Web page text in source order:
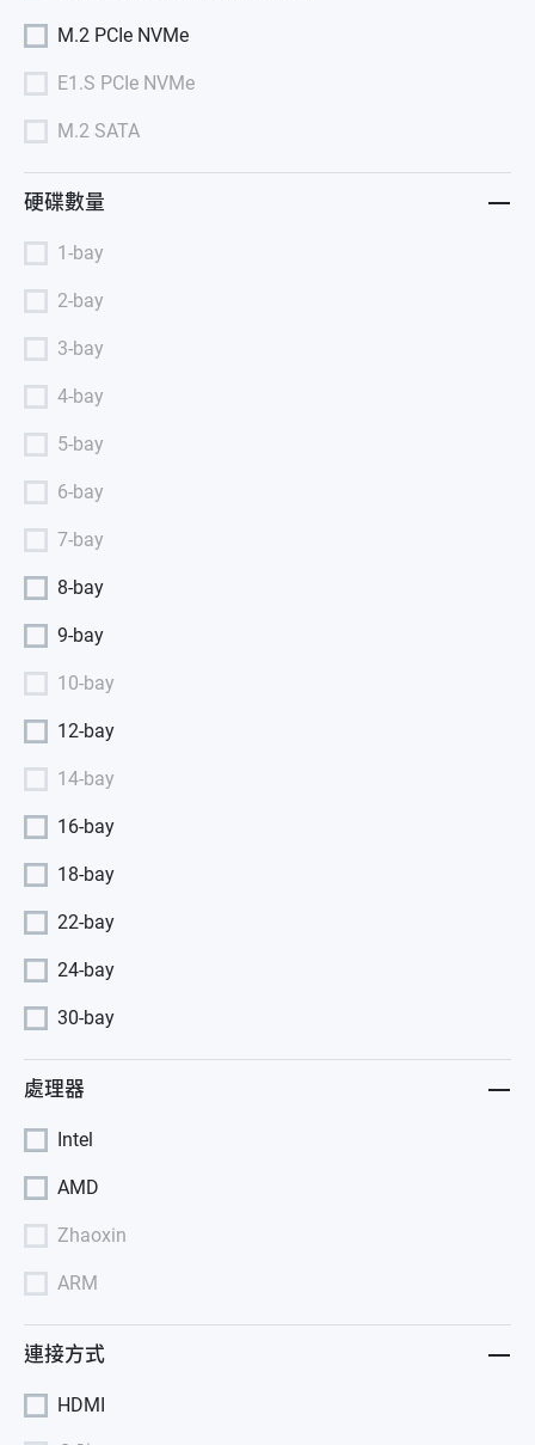
M.2 PCIe NVMe
E1.S PCIe NVMe
M.2 SATA
硬碟數量
1-bay
2-bay
3-bay
4-bay
5-bay
6-bay
7-bay
8-bay
9-bay
10-bay
12-bay
14-bay
16-bay
18-bay
22-bay
24-bay
30-bay
處理器
Intel
AMD
Zhaoxin
ARM
連接方式
HDMI